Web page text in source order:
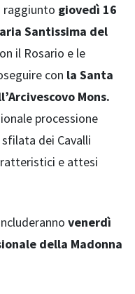
raggiunto giovedì 16
Santissima del
il Rosario e le
con la Santa
Mons.
processione
dei Cavalli
e attesi
venerdì
della Madonna